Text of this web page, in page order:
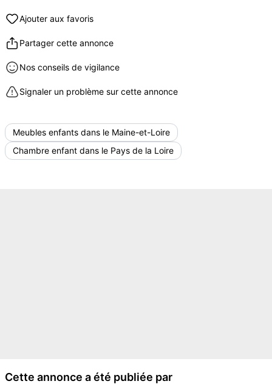
Ajouter aux favoris
Partager cette annonce
Nos conseils de vigilance
Signaler un problème sur cette annonce
Meubles enfants dans le Maine-et-Loire
Chambre enfant dans le Pays de la Loire
Cette annonce a été publiée par